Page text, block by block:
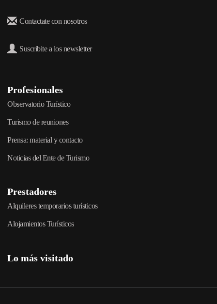
Contactate con nosotros
Suscribite a los newsletter
Profesionales
Observatorio Turístico
Turismo de reuniones
Prensa: material y contacto
Noticias del Ente de Turismo
Prestadores
Alquileres temporarios turísticos
Alojamientos Turísticos
Lo más visitado